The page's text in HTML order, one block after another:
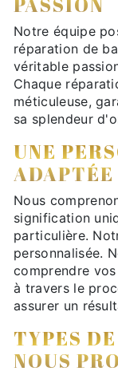
Notre équipe
réparation de
véritable
Chaque
méticuleuse,
sa splendeur
UNE
ADAPTÉE
Nous
signification
particulière.
personnalisée.
comprendre
à travers le
assurer un
TYPES
NOUS